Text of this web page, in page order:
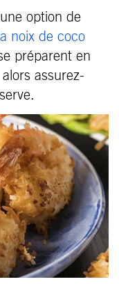
option de
noix de coco
préparent en
assurez-